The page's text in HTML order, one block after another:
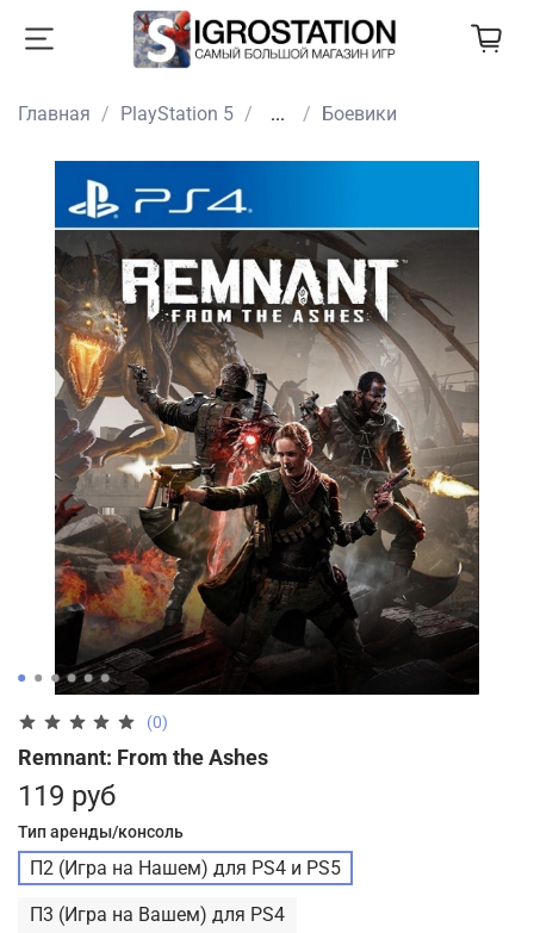
Главная PlayStation 5 ... Боевики
(0)
Remnant: From the Ashes
119 руб
Тип аренды/консоль
П2 (Игра на Нашем) для PS4 и PS5
П3 (Игра на Вашем) для PS4